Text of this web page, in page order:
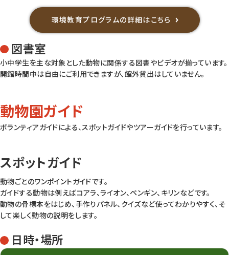
環境教育プログラムの詳細はこちら
図書室
小中学生を主な対象とした動物に関係する図書やビデオが揃っています。
開館時間中は自由にご利用できますが、館外貸出はしていません。
動物園ガイド
ボランティアガイドによる、スポットガイドやツアーガイドを行っています。
スポットガイド
動物ごとのワンポイントガイドです。
ガイドする動物は例えばコアラ、ライオン、ペンギン、キリンなどです。
動物の骨標本をはじめ、手作りパネル、クイズなど使ってわかりやすく、そ
して楽しく動物の説明をします。
日時・場所